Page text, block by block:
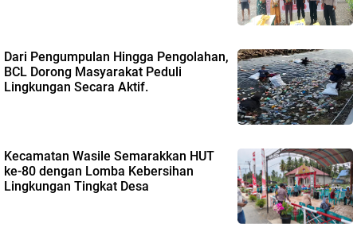
Dari Pengumpulan Hingga Pengolahan,
BCL Dorong Masyarakat Peduli
Lingkungan Secara Aktif.
Kecamatan Wasile Semarakkan HUT
ke-80 dengan Lomba Kebersihan
Lingkungan Tingkat Desa